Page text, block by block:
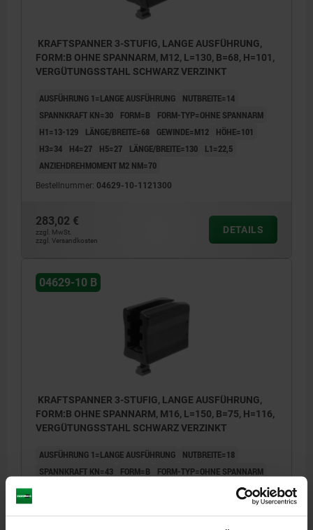
KRAFTSPANNER 3-STUFIG, LANGE AUSFÜHRUNG,
FORM:B OHNE SPANNARM, M12, L=130, B=68, H=101,
VERGÜTUNGSSTAHL SCHWARZ VERZINKT
AUSFÜHRUNG 1=LANGE AUSFÜHRUNG
NUTBREITE=14
SPANNKRAFT KN=30
FORM=B
FORM-TYP=OHNE SPANNARM
H1=13-129
LÄNGE/BREITE=68 GEWINDE=M12
HÖHE=101
H3=34
H4=27 H5=27 LÄNGE/BREITE=130
L1=22,5
ANZIEHDREHMOMENT M2 NM=70
Bestellnummer: 04629-10-1121300
283,02 €
zzgl. MwSt.
zzgl. Versandkosten
DETAILS
04629-10 B
KRAFTSPANNER 3-STUFIG, LANGE AUSFÜHRUNG,
FORM:B OHNE SPANNARM, M16, L=150, B=75, H=116,
VERGÜTUNGSSTAHL SCHWARZ VERZINKT
AUSFÜHRUNG 1=LANGE AUSFÜHRUNG
NUTBREITE=18
SPANNKRAFT KN=43
FORM=B
FORM-TYP=OHNE SPANNARM
HÖHE=116